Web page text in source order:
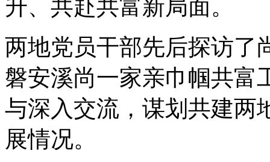
升、共赴共富新局面。
两地党员干部先后探访了
磐安溪尚一家亲巾帼共富
与深入交流，谋划共建两
展情况。